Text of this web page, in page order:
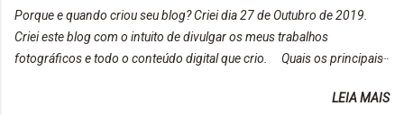
de um determinado lugar ou de algo que estou
fotografan...
Turkiss Blue
https://www.adrielly.com.br/2020/02/keraton-hard-
colors-turkiss-blue.html ✨ Alpha Line | Máscara
Porque e quando criou seu blog? Criei dia 27 de Outubro de 2019.
Criei este blog com o intuito de divulgar os meus trabalhos
fotográficos e todo o conteúdo digital que crio. Quais os principais
vida de Blogueira? Tem sido um sonho. Minha família me apoia muito.
LEIA MAIS